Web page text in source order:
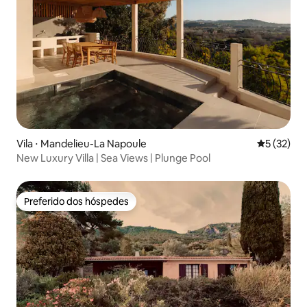
Vila ⋅ Mandelieu-La Napoule 5 de uma
5 (32)
New Luxury Villa | Sea Views | Plunge Pool
Preferido dos hóspedes
Preferido dos hóspedes